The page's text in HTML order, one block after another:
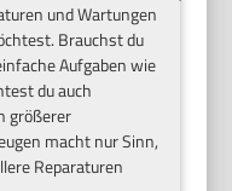
und Wartungen
Brauchst du
Aufgaben wie
du auch
größerer
macht nur Sinn,
Reparaturen